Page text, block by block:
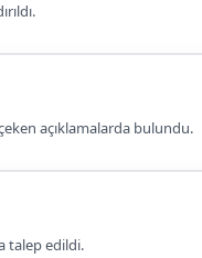
açıklamalarda bulundu.
talep edildi.